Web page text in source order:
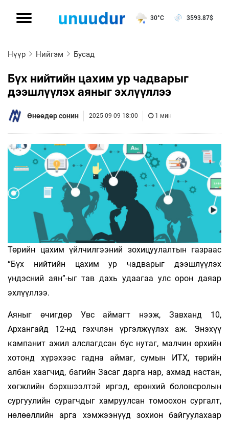
30°C 3593.87$
Нүүр Нийгэм Бусад
Бүх нийтийн цахим ур чадварыг
дээшлүүлэх аяныг эхлүүллээ
Өнөөдөр сонин 2025-09-09 18:00 1 мин
Төрийн цахим үйлчилгээний зохицуулалтын газраас
“Бүх нийтийн цахим ур чадварыг дээшлүүлэх
үндэсний аян”-ыг тав дахь удаагаа улс орон даяар
эхлүүллээ.
Аяныг өчигдөр Увс аймагт нээж, Завханд 10,
Архангайд 12-нд гэхчлэн үргэлжүүлэх аж. Энэхүү
кампанит ажил алслагдсан бүс нутаг, малчин өрхийн
хотонд хүрэхээс гадна аймаг, сумын ИТХ, төрийн
албан хаагчид, багийн Засаг дарга нар, ахмад настан,
хөгжлийн бэрхшээлтэй иргэд, ерөнхий боловсролын
сургуулийн сурагчдыг хамруулсан томоохон сургалт,
нөлөөллийн арга хэмжээнүүд зохион байгуулахаар